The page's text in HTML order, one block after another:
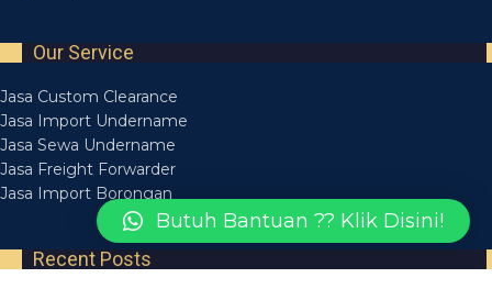
Our Service
Jasa Custom Clearance
Jasa Import Undername
Jasa Sewa Undername
Jasa Freight Forwarder
Jasa Import Borongan
Recent Posts
Butuh Bantuan ?? Klik Disini!